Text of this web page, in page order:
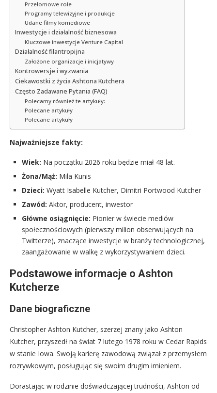
Przełomowe role
Programy telewizyjne i produkcje
Udane filmy komediowe
Inwestycje i działalność biznesowa
Kluczowe inwestycje Venture Capital
Działalność filantropijna
Założone organizacje i inicjatywy
Kontrowersje i wyzwania
Ciekawostki z życia Ashtona Kutchera
Często Zadawane Pytania (FAQ)
Polecamy również te artykuły:
Polecane artykuły
Polecane artykuły
Najważniejsze fakty:
Wiek: Na początku 2026 roku będzie miał 48 lat.
Żona/Mąż: Mila Kunis
Dzieci: Wyatt Isabelle Kutcher, Dimitri Portwood Kutcher
Zawód: Aktor, producent, inwestor
Główne osiągnięcie: Pionier w świecie mediów
społecznościowych (pierwszy milion obserwujących na
Twitterze), znaczące inwestycje w branży technologicznej,
zaangażowanie w walkę z wykorzystywaniem dzieci.
Podstawowe informacje o Ashton
Kutcherze
Dane biograficzne
Christopher Ashton Kutcher, szerzej znany jako Ashton
Kutcher, przyszedł na świat 7 lutego 1978 roku w Cedar Rapids
w stanie Iowa. Swoją karierę zawodową związał z przemysłem
rozrywkowym, posługując się swoim drugim imieniem.
Dorastając w rodzinie doświadczającej trudności, Ashton od